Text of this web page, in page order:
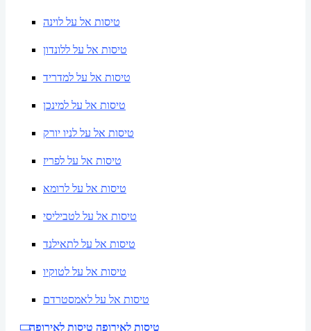
טיסות אל על לוינה
טיסות אל על ללונדון
טיסות אל על למדריד
טיסות אל על למינכן
טיסות אל על לניו יורק
טיסות אל על לפריז
טיסות אל על לרומא
טיסות אל על לטביליסי
טיסות אל על לתאילנד
טיסות אל על לטוקיו
טיסות אל על לאמסטרדם
טיסות לאירופה טיסות לאירופה